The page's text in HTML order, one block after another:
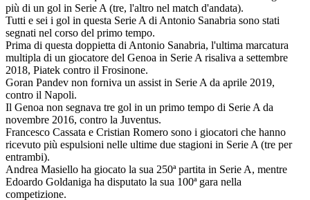
più di un gol in Serie A (tre, l'altro nel match d'andata).
Tutti e sei i gol in questa Serie A di Antonio Sanabria sono stati
segnati nel corso del primo tempo.
Prima di questa doppietta di Antonio Sanabria, l'ultima marcatura
multipla di un giocatore del Genoa in Serie A risaliva a settembre
2018, Piatek contro il Frosinone.
Goran Pandev non forniva un assist in Serie A da aprile 2019,
contro il Napoli.
Il Genoa non segnava tre gol in un primo tempo di Serie A da
novembre 2016, contro la Juventus.
Francesco Cassata e Cristian Romero sono i giocatori che hanno
ricevuto più espulsioni nelle ultime due stagioni in Serie A (tre per
entrambi).
Andrea Masiello ha giocato la sua 250ª partita in Serie A, mentre
Edoardo Goldaniga ha disputato la sua 100ª gara nella
competizione.